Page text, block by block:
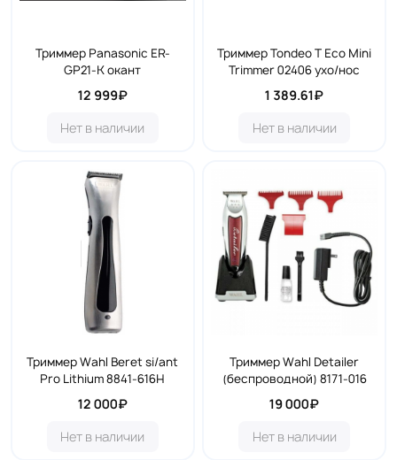
Триммер Panasonic ER-
GP21-K окант
12 999₽
Нет в наличии
Триммер Tondeo T Eco Mini
Trimmer 02406 ухо/нос
1 389.61₽
Нет в наличии
Триммер Wahl Beret si/ant
Pro Lithium 8841-616H
12 000₽
Нет в наличии
Триммер Wahl Detailer
(беспроводной) 8171-016
19 000₽
Нет в наличии